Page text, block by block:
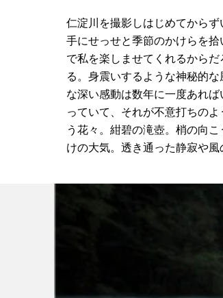
仁淀川を撮影しはじめてから
手にせっせと季節のかけらを
で私を楽しませてくれるから
る。身震いするような神秘的
な深い感動は数年に一度あれ
っていて、それが不意打ちの
う花々。紺碧の滝壺。梢の向
けの大気。透き通った静寂や風